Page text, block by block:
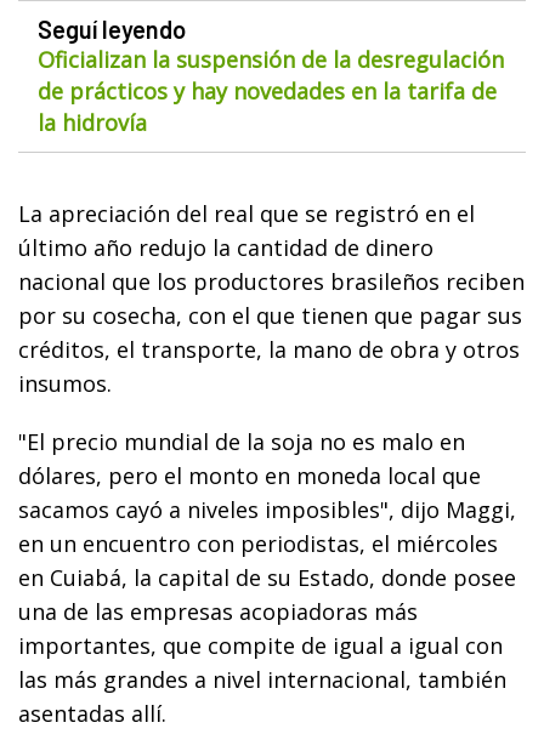
Seguí leyendo
Oficializan la suspensión de la desregulación
de prácticos y hay novedades en la tarifa de
la hidrovía
La apreciación del real que se registró en el
último año redujo la cantidad de dinero
nacional que los productores brasileños reciben
por su cosecha, con el que tienen que pagar sus
créditos, el transporte, la mano de obra y otros
insumos.
"El precio mundial de la soja no es malo en
dólares, pero el monto en moneda local que
sacamos cayó a niveles imposibles", dijo Maggi,
en un encuentro con periodistas, el miércoles
en Cuiabá, la capital de su Estado, donde posee
una de las empresas acopiadoras más
importantes, que compite de igual a igual con
las más grandes a nivel internacional, también
asentadas allí.